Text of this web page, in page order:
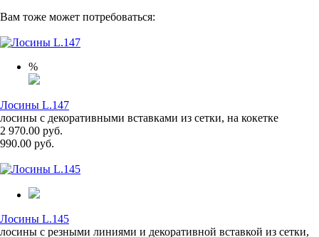
Вам тоже может потребоваться:
%
Лосины L.147
лосины с декоративными вставками из сетки, на кокетке
2 970.00 руб.
990.00 руб.
Лосины L.145
лосины с резными линиями и декоративной вставкой из сетки,